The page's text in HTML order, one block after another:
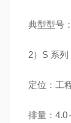
典型型号
2）S 系列
定位：工
排量：4.0